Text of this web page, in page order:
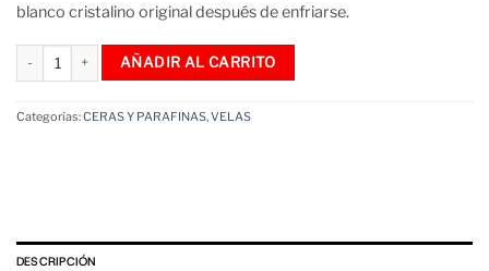
blanco cristalino original después de enfriarse.
Parafina Granulada En Perlas Para Velas 20 Kg cantidad
AÑADIR AL CARRITO
Categorías:CERAS Y PARAFINAS,VELAS
DESCRIPCIÓN